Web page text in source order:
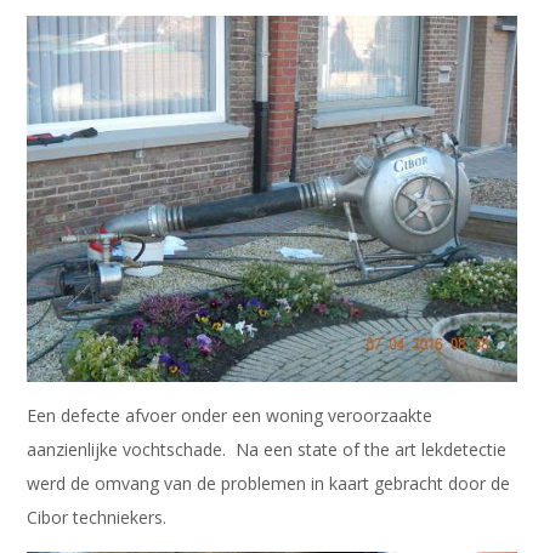
Een defecte afvoer onder een woning veroorzaakte
aanzienlijke vochtschade. Na een state of the art lekdetectie
werd de omvang van de problemen in kaart gebracht door de
Cibor techniekers.